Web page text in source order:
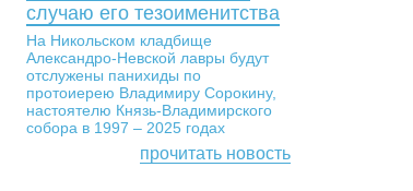
случаю его тезоименитства
На Никольском кладбище
Александро-Невской лавры будут
отслужены панихиды по
протоиерею Владимиру Сорокину,
настоятелю Князь-Владимирского
собора в 1997 – 2025 годах
прочитать новость